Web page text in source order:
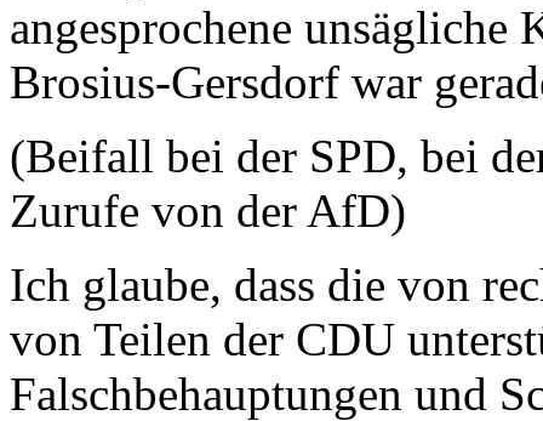
angesprochene unsägliche
Brosius-Gersdorf war
(Beifall bei der SPD, bei
Zurufe von der AfD)
Ich glaube, dass die von
von Teilen der CDU
Falschbehauptungen und